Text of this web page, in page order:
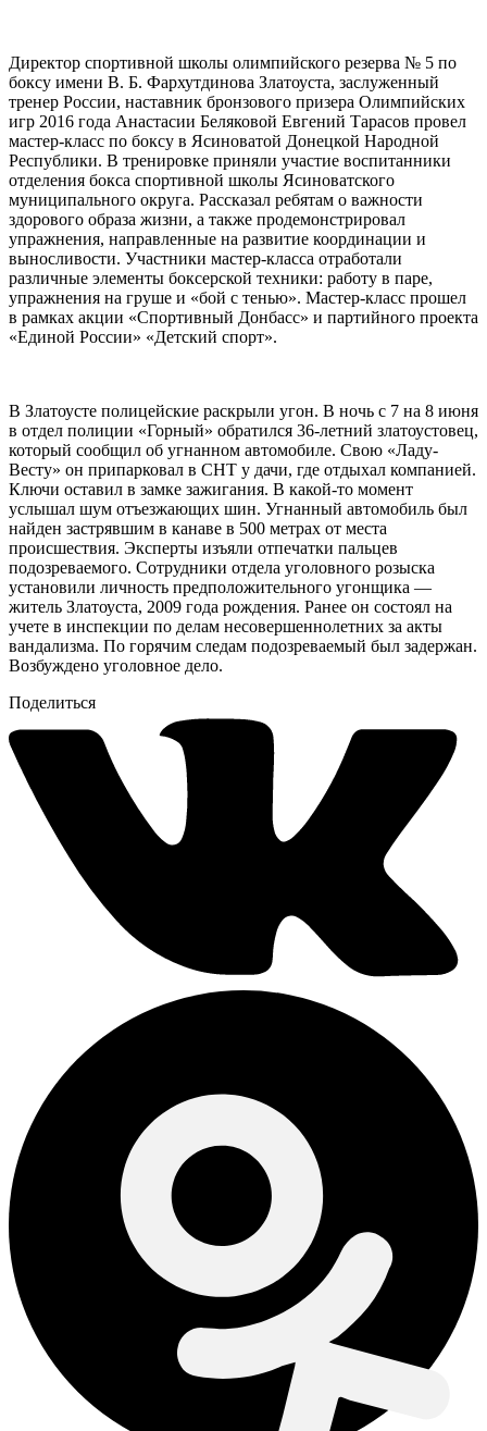
Директор спортивной школы олимпийского резерва № 5 по
боксу имени В. Б. Фархутдинова Златоуста, заслуженный
тренер России, наставник бронзового призера Олимпийских
игр 2016 года Анастасии Беляковой Евгений Тарасов провел
мастер‑класс по боксу в Ясиноватой Донецкой Народной
Республики. В тренировке приняли участие воспитанники
отделения бокса спортивной школы Ясиноватского
муниципального округа. Рассказал ребятам о важности
здорового образа жизни, а также продемонстрировал
упражнения, направленные на развитие координации и
выносливости. Участники мастер‑класса отработали
различные элементы боксерской техники: работу в паре,
упражнения на груше и «бой с тенью». Мастер‑класс прошел
в рамках акции «Спортивный Донбасс» и партийного проекта
«Единой России» «Детский спорт».
В Златоусте полицейские раскрыли угон. В ночь с 7 на 8 июня
в отдел полиции «Горный» обратился 36-летний златоустовец,
который сообщил об угнанном автомобиле. Свою «Ладу-
Весту» он припарковал в СНТ у дачи, где отдыхал компанией.
Ключи оставил в замке зажигания. В какой-то момент
услышал шум отъезжающих шин. Угнанный автомобиль был
найден застрявшим в канаве в 500 метрах от места
происшествия. Эксперты изъяли отпечатки пальцев
подозреваемого. Сотрудники отдела уголовного розыска
установили личность предположительного угонщика —
житель Златоуста, 2009 года рождения. Ранее он состоял на
учете в инспекции по делам несовершеннолетних за акты
вандализма. По горячим следам подозреваемый был задержан.
Возбуждено уголовное дело.
Поделиться